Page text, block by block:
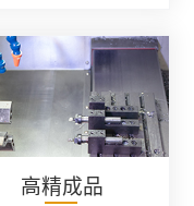
高精成品